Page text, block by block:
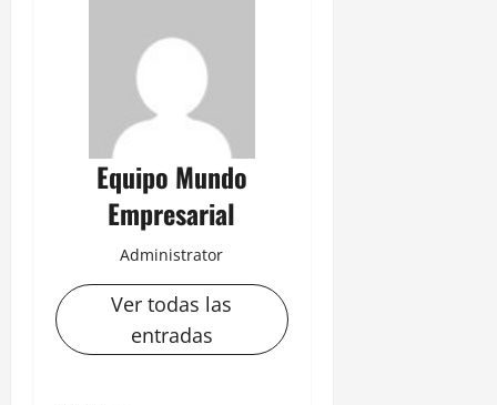
Equipo Mundo
Empresarial
Administrator
Ver todas las
entradas